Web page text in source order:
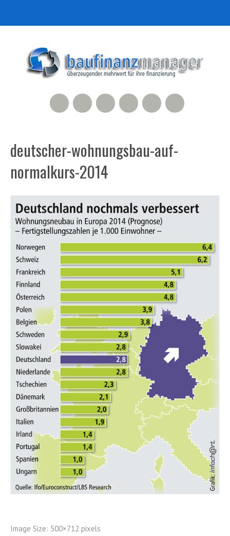
Facebook
500px
LinkedIn
Xing
RSS Feed
deutscher-wohnungsbau-auf-
normalkurs-2014
Image Size: 500×712 pixels